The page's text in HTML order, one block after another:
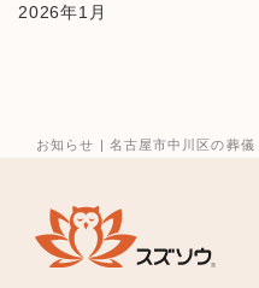
お知らせ | 名古屋市中川区の葬儀
2026年1月
2025年8月
2025年6月
2025年5月
2025年2月